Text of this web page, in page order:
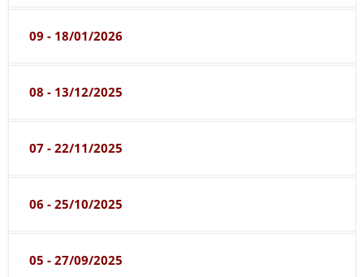
09 - 18/01/2026
08 - 13/12/2025
07 - 22/11/2025
06 - 25/10/2025
05 - 27/09/2025